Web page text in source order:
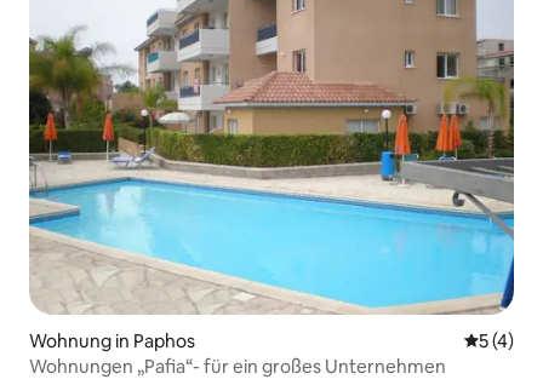
Wohnung in Paphos
5 (4)
Wohnungen „Pafia“- für ein großes Unternehmen